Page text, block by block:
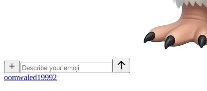
oomwaled19992